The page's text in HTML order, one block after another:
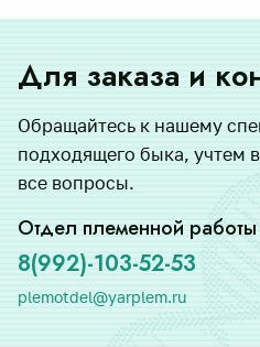
Для заказа и
Обращайтесь к нашему
подходящего быка, учтем
все вопросы.
Отдел племенной работы
8(992)-103-52-53
plemotdel@yarplem.ru